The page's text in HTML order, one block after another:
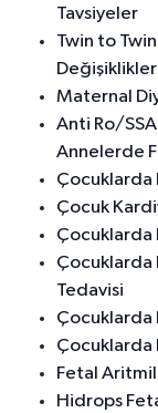
Tavsiyeler
Twin to
Değişiklikler
Maternal
Anti Ro/
Annelerde
Çocuklarda
Çocuk
Çocuklarda
Çocuklarda
Tedavisi
Çocuklarda
Çocuklarda
Fetal
Hidrops